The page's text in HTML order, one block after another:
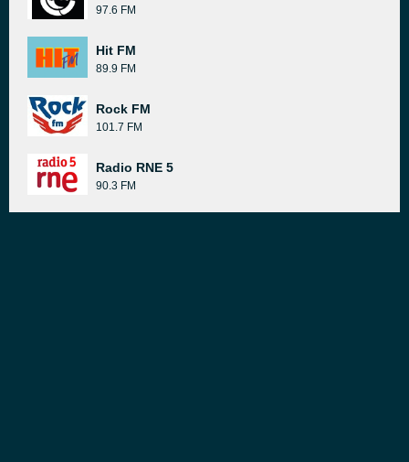
97.6 FM
Hit FM
89.9 FM
Rock FM
101.7 FM
Radio RNE 5
90.3 FM